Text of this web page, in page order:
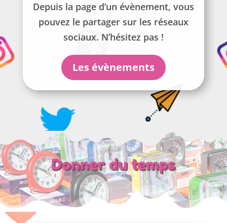
Depuis la page d’un évènement, vous
pouvez le partager sur les réseaux
sociaux. N’hésitez pas !
Les évènements
Donner du temps